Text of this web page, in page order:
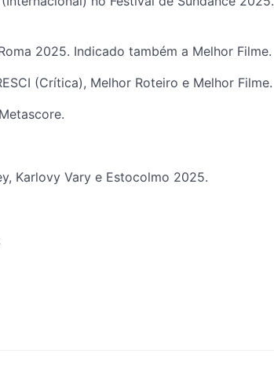
2025. Indicado também a Melhor Filme.
(Crítica), Melhor Roteiro e Melhor Filme.
Karlovy Vary e Estocolmo 2025.